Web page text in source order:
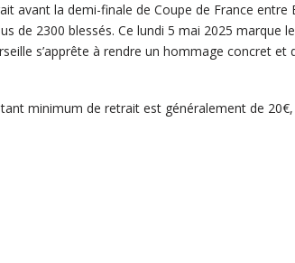
avant la demi-finale de Coupe de France entre
de 2300 blessés. Ce lundi 5 mai 2025 marque
s’apprête à rendre un hommage concret et
minimum de retrait est généralement de